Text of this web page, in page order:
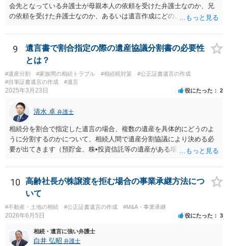
会先となっている弁護士が母親本人の依頼を受けた弁護士なのか、兄
の依頼を受けた弁護士なのか、あるいは遺言作成にどのような立場で
と思われます。 仮に、その弁護士が母親本人から依頼を受けているの
であれば、母親本人に対する報告義務が問題となります。母親が貴方
に一任する旨を明確に伝えており、委任状の内容にも、弁護士との連
絡、進捗確認、公正証書遺言の作成有無や控えの確認等が含まれてい
るのであれば、貴方から進捗状況等の説明を求める余地はあります。
他方で、その弁護士が兄の依頼を受けた弁護士である場合には、兄の
況を報告する義務があるとは限りません。また、親族間で利害対立が
ある可能性がある場合、守秘義務や本人意思確認の観点から、委任状
があるとしても直ちに内容を開示しないこともあり得ます。 公正証書
遺言が作成済みである場合でも、生前にその存在や内容を誰に開示す
るかは、基本的には遺言者本人の意思による問題です。まずは、母親
無・内容について説明してよい」旨を明確に伝えてもらい、委任状の
写しを添付して、期限を区切って書面で回答を求めることが考えられ
ます。それでも回答がない場合には、母親本人の意思能力や真意、兄
による不当な関与の有無も含めて、別の弁護士に資料（遺言書案、委
任状、母親の発言内容、弁護士との連絡履歴、兄とのやり取り等）を
示して相談した方がよいように思います。
9
遺言書で割合指定の際の遺産協議分割書の必要性
とは？
#遺産分割 #家族間の相続トラブル #相続税対策
#公正証書遺言の作成
#自筆証書遺言の作成
#遺言
2025年3月23日 役にたった 2
清水 卓 弁護士
相続分を割合で指定した遺言の場合、複数の遺産を具体的にどうのよ
うに分割するのかについて、相続人間で遺産分割協議により決める必
要が出てきます（預貯金、株•投資信託等の遺産がある場合に、どの遺
投資信託は他の相続人にというような分け方をするのか等について
は、相続人間で遺産分割協議により決める必要があります）。
10
高齢社長が株譲渡を拒む場合の事業承継方法につ
いて
#不動産・土地の相続 #公正証書遺言の作成 #M&A・事業承継
2026年6月5日 役にたった 3
相続・遺言に強い弁護士
白井 弘昭 弁護士